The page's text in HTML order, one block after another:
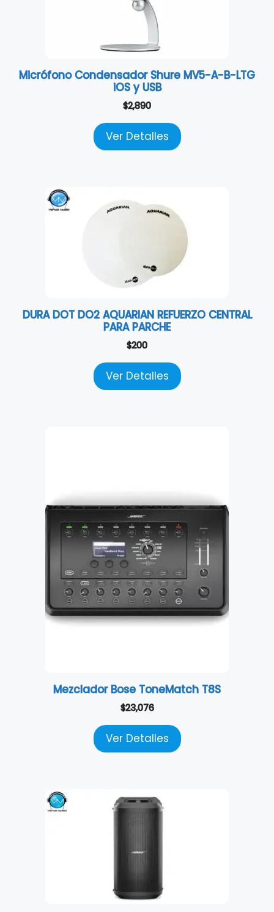
Micrófono Condensador Shure MV5-A-B-LTG
iOS y USB
$2,890
Ver Detalles
DURA DOT DO2 AQUARIAN REFUERZO CENTRAL
PARA PARCHE
$200
Ver Detalles
Mezclador Bose ToneMatch T8S
$23,076
Ver Detalles